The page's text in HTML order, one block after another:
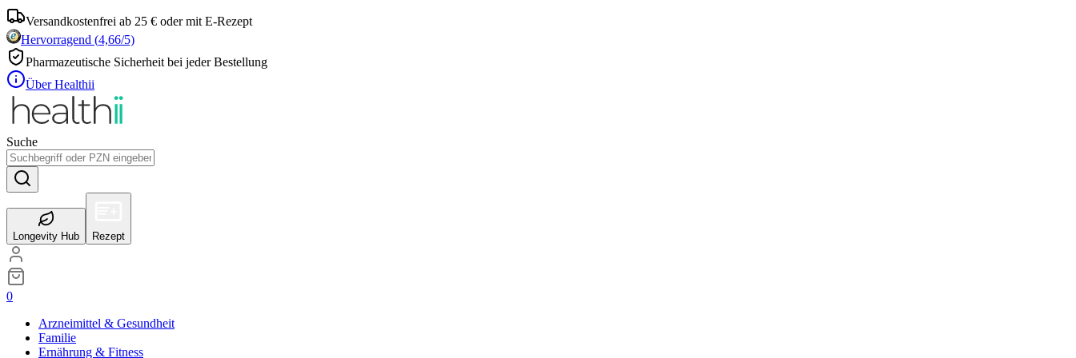
Versandkostenfrei ab 25 € oder mit E-Rezept
Hervorragend (4,66/5)
Pharmazeutische Sicherheit bei jeder Bestellung
Über Healthii
Suche
Longevity Hub Rezept
0
Arzneimittel & Gesundheit
Familie
Ernährung & Fitness